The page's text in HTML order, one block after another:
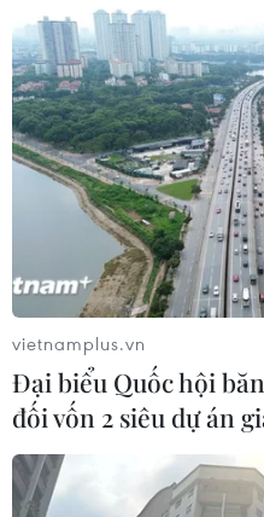
vietnamplus.vn
Đại biểu Quốc hội
đối vốn 2 siêu dự án